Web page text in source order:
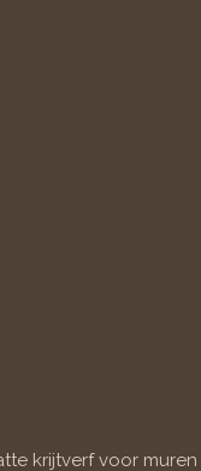
krijtverf voor